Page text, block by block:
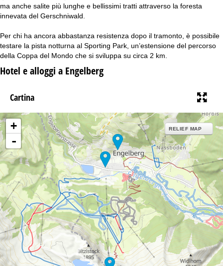
ma anche salite più lunghe e bellissimi tratti attraverso la foresta
innevata del Gerschniwald.
Per chi ha ancora abbastanza resistenza dopo il tramonto, è possibile
testare la pista notturna al Sporting Park, un’estensione del percorso
della Coppa del Mondo che si sviluppa su circa 2 km.
Hotel e alloggi a Engelberg
Cartina
+
-
RELIEF MAP